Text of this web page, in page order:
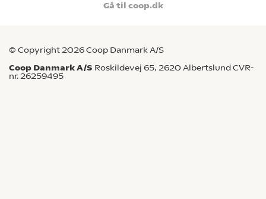
Gå til coop.dk
© Copyright 2026 Coop Danmark A/S
Coop Danmark A/S Roskildevej 65, 2620 Albertslund CVR-
nr. 26259495